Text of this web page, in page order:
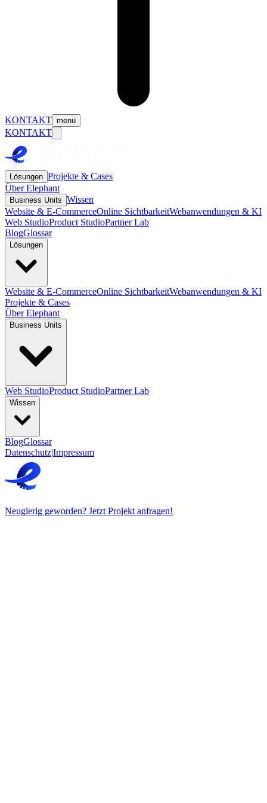
KONTAKT menü
KONTAKT
Lösungen Projekte & Cases
Über Elephant
Business Units Wissen
Website & E-CommerceOnline SichtbarkeitWebanwendungen & KI
Web StudioProduct StudioPartner Lab
BlogGlossar
Lösungen
Website & E-CommerceOnline SichtbarkeitWebanwendungen & KI
Projekte & Cases
Über Elephant
Business Units
Web StudioProduct StudioPartner Lab
Wissen
BlogGlossar
Datenschutz|Impressum
Neugierig geworden? Jetzt Projekt anfragen!